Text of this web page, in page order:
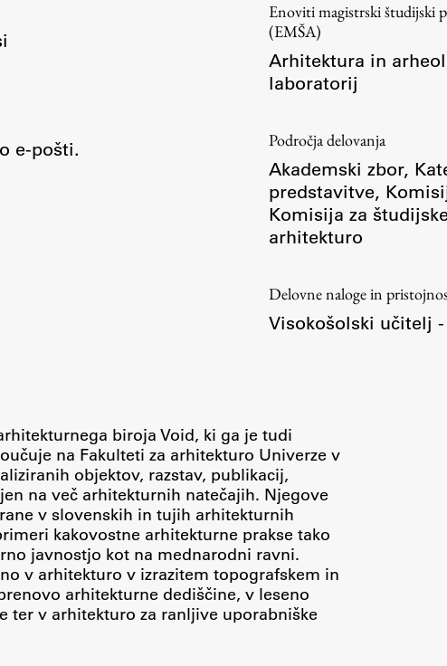
Založništvo
e-pošti.
Enoviti magistrski študijski
(EMŠA)
Arhitektura in
laboratorij
Področja delovanja
Akademski zbor,
predstavitve,
Komisija za
arhitekturo
Delovne naloge in
Visokošolski učitelj
biroja Void, ki ga je tudi
na Fakulteti za arhitekturo Univerze v
objektov, razstav, publikacij,
na več arhitekturnih natečajih. Njegove
v slovenskih in tujih arhitekturnih
kakovostne arhitekturne prakse tako
javnostjo kot na mednarodni ravni.
v arhitekturo v izrazitem topografskem in
arhitekturne dediščine, v leseno
ter v arhitekturo za ranljive uporabniške